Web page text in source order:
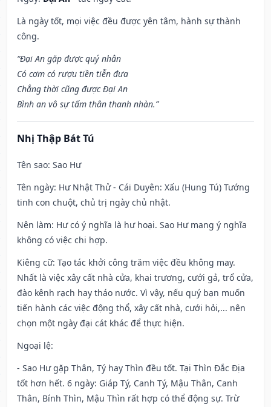
Là ngày tốt, mọi việc đều được yên tâm, hành sự thành
công.
“Đại An gặp được quý nhân
Có cơm có rượu tiền tiễn đưa
Chẳng thời cũng được Đại An
Bình an vô sự tấm thân thanh nhàn.”
Nhị Thập Bát Tú
Tên sao: Sao Hư
Tên ngày: Hư Nhật Thử - Cái Duyên: Xấu (Hung Tú) Tướng
tinh con chuột, chủ trị ngày chủ nhật.
Nên làm: Hư có ý nghĩa là hư hoại. Sao Hư mang ý nghĩa
không có việc chi hợp.
Kiêng cữ: Tạo tác khởi công trăm việc đều không may.
Nhất là việc xây cất nhà cửa, khai trương, cưới gả, trổ cửa,
đào kênh rạch hay tháo nước. Vì vậy, nếu quý bạn muốn
tiến hành các việc động thổ, xây cất nhà, cưới hỏi,... nên
chọn một ngày đại cát khác để thực hiện.
Ngoại lệ:
- Sao Hư gặp Thân, Tý hay Thìn đều tốt. Tại Thìn Đắc Địa
tốt hơn hết. 6 ngày: Giáp Tý, Canh Tý, Mậu Thân, Canh
Thân, Bính Thìn, Mậu Thìn rất hợp có thể động sự. Trừ